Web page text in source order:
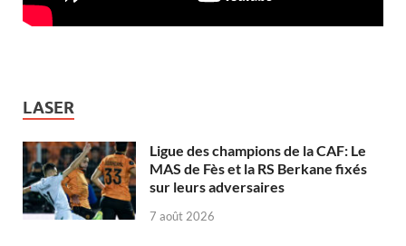
LASER
Ligue des champions de la CAF: Le
MAS de Fès et la RS Berkane fixés
sur leurs adversaires
7 août 2026